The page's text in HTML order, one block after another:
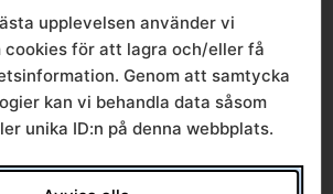
2024 Excel,
Dyrare lm
upplevelsen använder vi
cookies för att lagra och/eller få
Genom att samtycka
kan vi behandla data såsom
unika ID:n på denna webbplats.